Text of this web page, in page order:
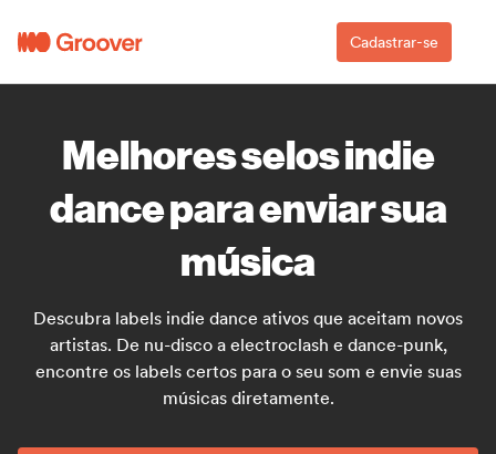
Cadastrar-se
Melhores selos indie
dance para enviar sua
música
Descubra labels indie dance ativos que aceitam novos
artistas. De nu-disco a electroclash e dance-punk,
encontre os labels certos para o seu som e envie suas
músicas diretamente.